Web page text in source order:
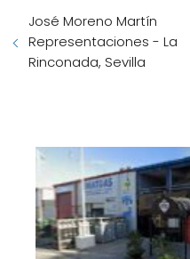
José Moreno Martín
Representaciones - La
Rinconada, Sevilla